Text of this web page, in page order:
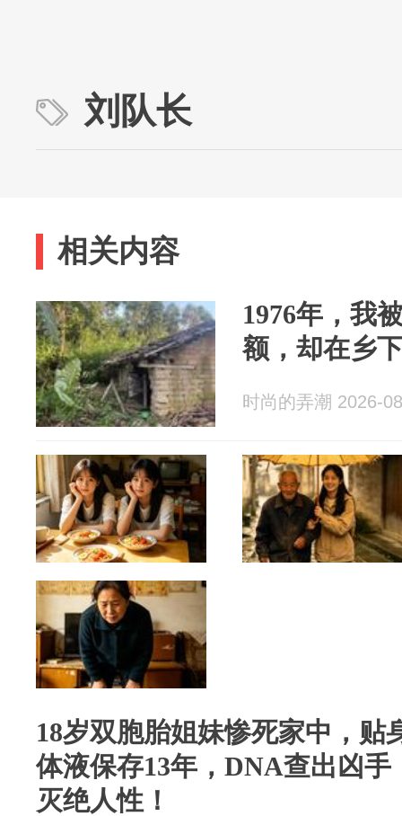
刘队长
相关内容
1976年，我
额，却在乡
时尚的弄潮 2026-
18岁双胞胎姐妹惨死家中，贴
体液保存13年，DNA查出凶手
灭绝人性！